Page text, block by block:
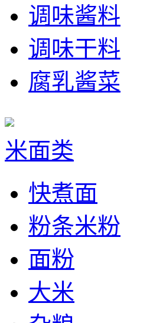
调味酱料
调味干料
腐乳酱菜
米面类
快煮面
粉条米粉
面粉
大米